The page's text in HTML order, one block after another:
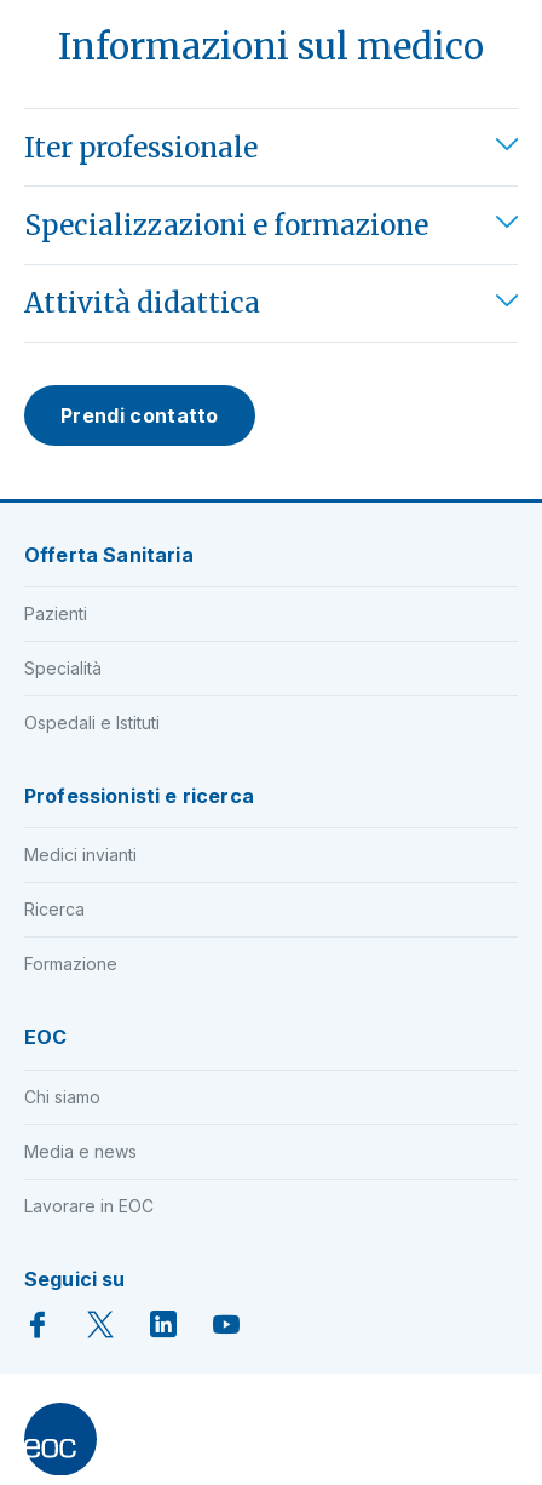
Informazioni sul medico
Iter professionale
Specializzazioni e formazione
Attività didattica
Prendi contatto
Offerta Sanitaria
Pazienti
Specialità
Ospedali e Istituti
Professionisti e ricerca
Medici invianti
Ricerca
Formazione
EOC
Chi siamo
Media e news
Lavorare in EOC
Seguici su